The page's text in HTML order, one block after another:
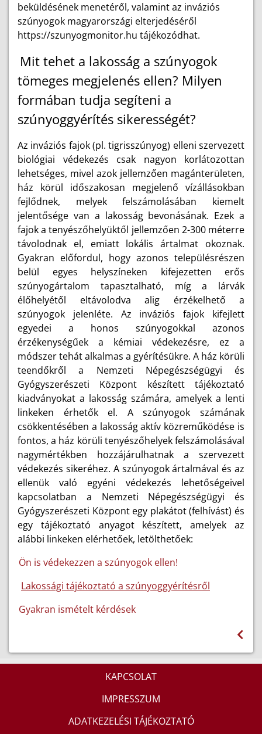
beküldésének menetéről, valamint az inváziós
szúnyogok magyarországi elterjedéséről
https://szunyogmonitor.hu tájékozódhat.
Mit tehet a lakosság a szúnyogok
tömeges megjelenés ellen? Milyen
formában tudja segíteni a
szúnyoggyérítés sikerességét?
Az inváziós fajok (pl. tigrisszúnyog) elleni szervezett
biológiai védekezés csak nagyon korlátozottan
lehetséges, mivel azok jellemzően magánterületen,
ház körül időszakosan megjelenő vízállásokban
fejlődnek, melyek felszámolásában kiemelt
jelentősége van a lakosság bevonásának. Ezek a
fajok a tenyészőhelyüktől jellemzően 2-300 méterre
távolodnak el, emiatt lokális ártalmat okoznak.
Gyakran előfordul, hogy azonos településrészen
belül egyes helyszíneken kifejezetten erős
szúnyogártalom tapasztalható, míg a lárvák
élőhelyétől eltávolodva alig érzékelhető a
szúnyogok jelenléte. Az inváziós fajok kifejlett
egyedei a honos szúnyogokkal azonos
érzékenységűek a kémiai védekezésre, ez a
módszer tehát alkalmas a gyérítésükre. A ház körüli
teendőkről a Nemzeti Népegészségügyi és
Gyógyszerészeti Központ készített tájékoztató
kiadványokat a lakosság számára, amelyek a lenti
linkeken érhetők el. A szúnyogok számának
csökkentésében a lakosság aktív közreműködése is
fontos, a ház körüli tenyészőhelyek felszámolásával
nagymértékben hozzájárulhatnak a szervezett
védekezés sikeréhez. A szúnyogok ártalmával és az
ellenük való egyéni védekezés lehetőségeivel
kapcsolatban a Nemzeti Népegészségügyi és
Gyógyszerészeti Központ egy plakátot (felhívást) és
egy tájékoztató anyagot készített, amelyek az
alábbi linkeken elérhetőek, letölthetőek:
Ön is védekezzen a szúnyogok ellen!
Lakossági tájékoztató a szúnyoggyérítésről
Gyakran ismételt kérdések
KAPCSOLAT
IMPRESSZUM
ADATKEZELÉSI TÁJÉKOZTATÓ